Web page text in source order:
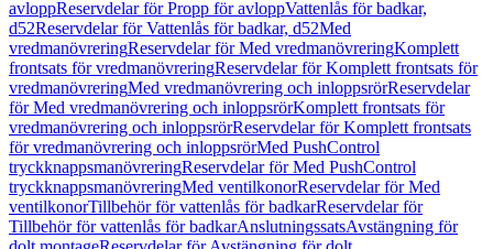
avloppReservdelar för Propp för avloppVattenlås för badkar,
d52Reservdelar för Vattenlås för badkar, d52Med
vredmanövreringReservdelar för Med vredmanövreringKomplett
frontsats för vredmanövreringReservdelar för Komplett frontsats för
vredmanövreringMed vredmanövrering och inloppsrörReservdelar
för Med vredmanövrering och inloppsrörKomplett frontsats för
vredmanövrering och inloppsrörReservdelar för Komplett frontsats
för vredmanövrering och inloppsrörMed PushControl
tryckknappsmanövreringReservdelar för Med PushControl
tryckknappsmanövreringMed ventilkonorReservdelar för Med
ventilkonorTillbehör för vattenlås för badkarReservdelar för
Tillbehör för vattenlås för badkarAnslutningssatsAvstängning för